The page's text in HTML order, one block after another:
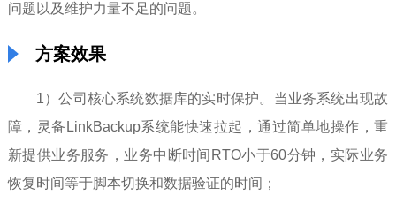
问题以及维护力量不足的问题。
方案效果
1）公司核心系统数据库的实时保护。当业务系统出现故
障，灵备LinkBackup系统能快速拉起，通过简单地操作，重
新提供业务服务，业务中断时间RTO小于60分钟，实际业务
恢复时间等于脚本切换和数据验证的时间；